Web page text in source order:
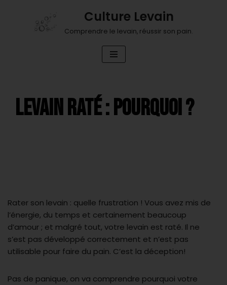
Culture Levain
Comprendre le levain, réussir son pain.
LEVAIN RATÉ : POURQUOI ?
Rater son levain : quelle frustration ! Vous avez mis de
l’énergie, du temps et certainement beaucoup
d’amour ; et malgré tout, votre levain est raté. Il ne
s’est pas développé correctement et n’est pas
utilisable pour faire du pain. C’est la déception!
Pas de panique, on va comprendre pourquoi votre